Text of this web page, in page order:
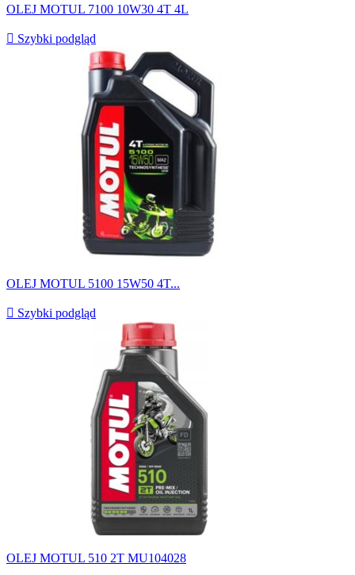
OLEJ MOTUL 7100 10W30 4T 4L
 Szybki podgląd
OLEJ MOTUL 5100 15W50 4T...
 Szybki podgląd
OLEJ MOTUL 510 2T MU104028